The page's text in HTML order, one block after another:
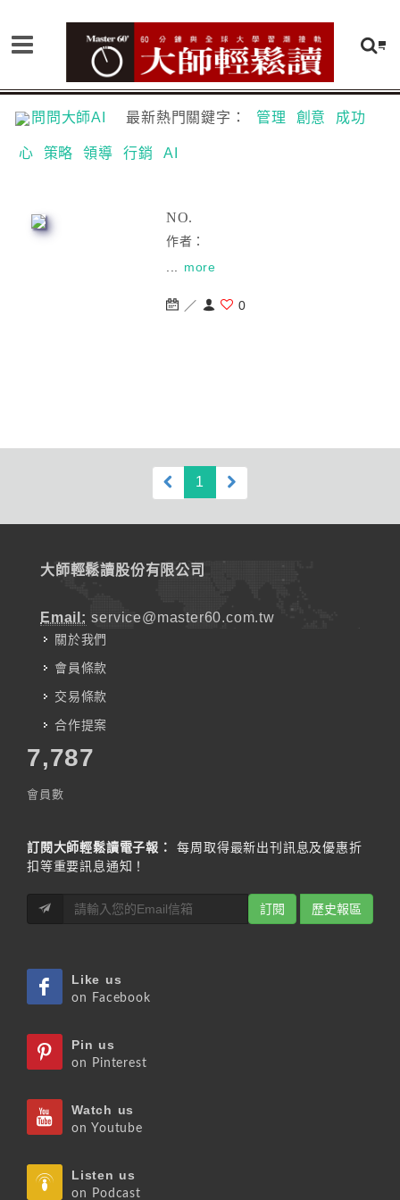
問問大師AI 最新熱門關鍵字： 管理 創意 成功
心 策略 領導 行銷 AI
NO.
作者：
more
／ 0
1 (current)
大師輕鬆讀股份有限公司
Email: service@master60.com.tw
關於我們
會員條款
交易條款
合作提案
7,787
會員數
訂閱大師輕鬆讀電子報：
每周取得最新出刊訊息及優惠折
扣等重要訊息通知！
訂閱 歷史報區
Like us
on Facebook
Pin us
on Pinterest
Watch us
on Youtube
Listen us
on Podcast